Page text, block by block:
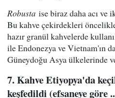
Robusta ise biraz daha acı ve
Bu kahve çekirdekleri
hazır granül kahvelerde
ile Endonezya ve Vietnam'ın
Güneydoğu Asya ülkelerinde
7. Kahve Etiyopya'da
keşfedildi (efsaneye göre